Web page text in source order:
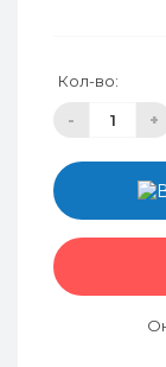
Кол-во:
- +